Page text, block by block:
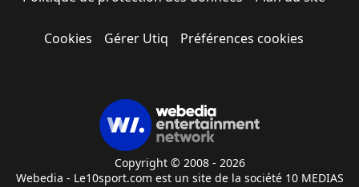
Cookies Gérer Utiq Préférences cookies
Copyright © 2008 - 2026
Webedia - Le10sport.com est un site de la société 10 MEDIAS